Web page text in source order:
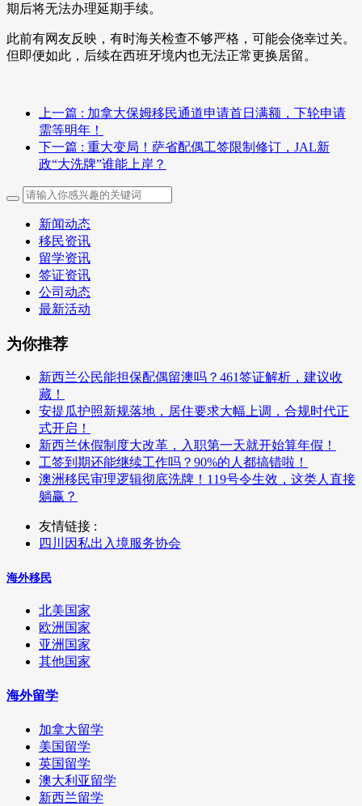
期后将无法办理延期手续。
此前有网友反映，有时海关检查不够严格，可能会侥幸过关。
但即便如此，后续在西班牙境内也无法正常更换居留。
上一篇 : 加拿大保姆移民通道申请首日满额，下轮申请
需等明年！
下一篇 : 重大变局！萨省配偶工签限制修订，JAL新
政“大洗牌”谁能上岸？
新闻动态
移民资讯
留学资讯
签证资讯
公司动态
最新活动
为你推荐
新西兰公民能担保配偶留澳吗？461签证解析，建议收
藏！
安提瓜护照新规落地，居住要求大幅上调，合规时代正
式开启！
新西兰休假制度大改革，入职第一天就开始算年假！
工签到期还能继续工作吗？90%的人都搞错啦！
澳洲移民审理逻辑彻底洗牌！119号令生效，这类人直接
躺赢？
友情链接 :
四川因私出入境服务协会
海外移民
北美国家
欧洲国家
亚洲国家
其他国家
海外留学
加拿大留学
美国留学
英国留学
澳大利亚留学
新西兰留学